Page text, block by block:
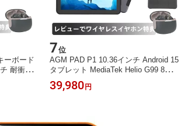
ーボード
耐衝撃
16GB
FH
7位
AGM PAD P1 10.36インチ Android 15
タブレット MediaTek Helio G99 8コ
アCPU 8GB RAM+256GB 1200x2000
2Kディスプレイ 7000mAh大容量バッ
39,980円